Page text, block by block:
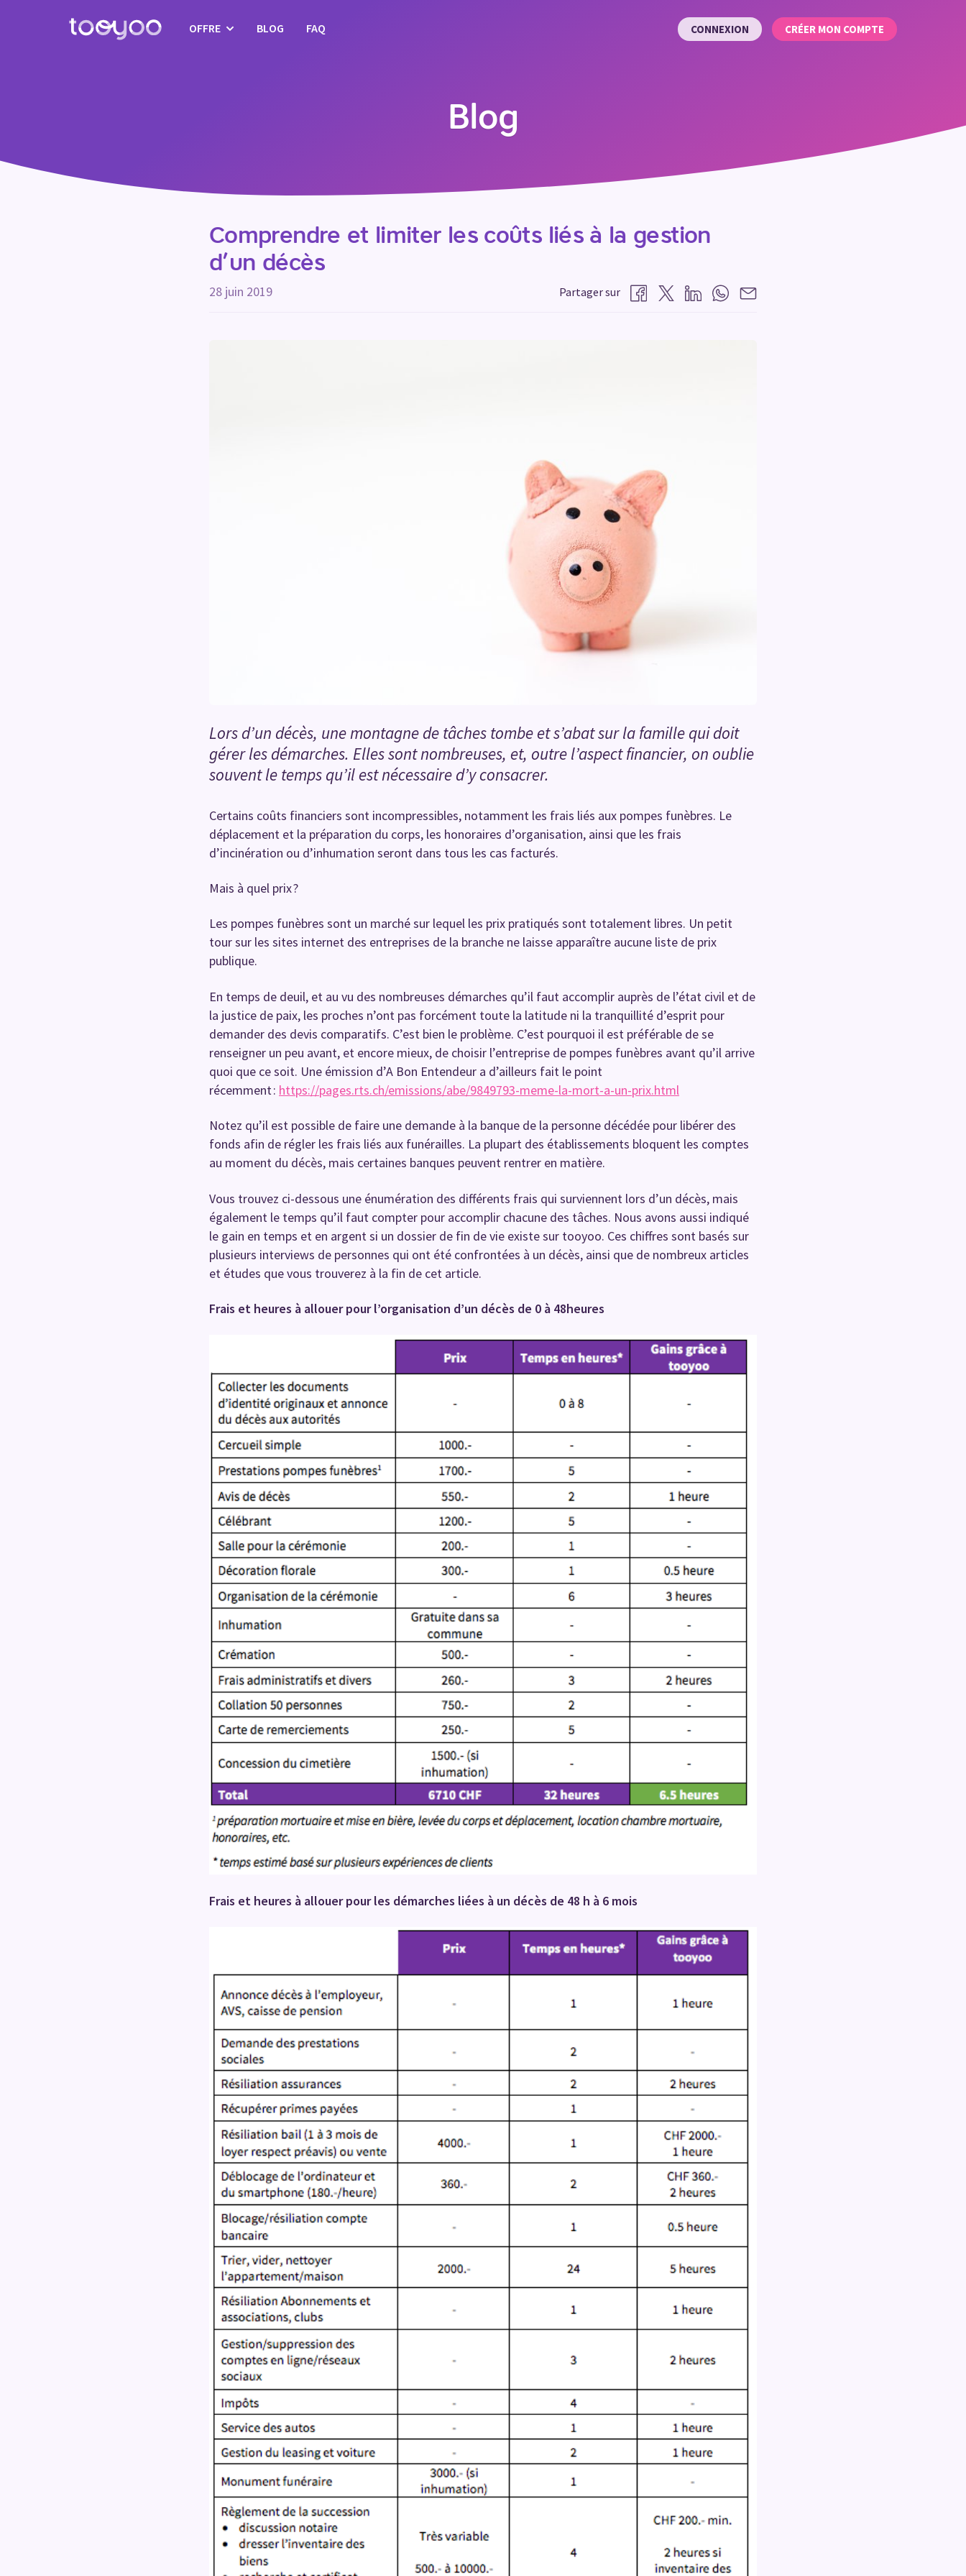
OFFRE
BLOG FAQ CONNEXION CRÉER MON COMPTE
Blog
Comprendre et limiter les coûts liés à la gestion
d’un décès
28 juin 2019 Partager sur
Lors d’un décès, une montagne de tâches tombe et s’abat sur la famille qui doit
gérer les démarches. Elles sont nombreuses, et, outre l’aspect financier, on oublie
souvent le temps qu’il est nécessaire d’y consacrer.
Certains coûts financiers sont incompressibles, notamment les frais liés aux pompes funèbres. Le
déplacement et la préparation du corps, les honoraires d’organisation, ainsi que les frais
d’incinération ou d’inhumation seront dans tous les cas facturés.
Mais à quel prix ?
Les pompes funèbres sont un marché sur lequel les prix pratiqués sont totalement libres. Un petit
tour sur les sites internet des entreprises de la branche ne laisse apparaître aucune liste de prix
publique.
En temps de deuil, et au vu des nombreuses démarches qu’il faut accomplir auprès de l’état civil et de
la justice de paix, les proches n’ont pas forcément toute la latitude ni la tranquillité d’esprit pour
demander des devis comparatifs. C’est bien le problème. C’est pourquoi il est préférable de se
renseigner un peu avant, et encore mieux, de choisir l’entreprise de pompes funèbres avant qu’il arrive
quoi que ce soit. Une émission d’A Bon Entendeur a d’ailleurs fait le point
récemment : https://pages.rts.ch/emissions/abe/9849793-meme-la-mort-a-un-prix.html
Notez qu’il est possible de faire une demande à la banque de la personne décédée pour libérer des
fonds afin de régler les frais liés aux funérailles. La plupart des établissements bloquent les comptes
au moment du décès, mais certaines banques peuvent rentrer en matière.
Vous trouvez ci-dessous une énumération des différents frais qui surviennent lors d’un décès, mais
également le temps qu’il faut compter pour accomplir chacune des tâches. Nous avons aussi indiqué
le gain en temps et en argent si un dossier de fin de vie existe sur tooyoo. Ces chiffres sont basés sur
plusieurs interviews de personnes qui ont été confrontées à un décès, ainsi que de nombreux articles
et études que vous trouverez à la fin de cet article.
Frais et heures à allouer pour l’organisation d’un décès de 0 à 48heures
Frais et heures à allouer pour les démarches liées à un décès de 48 h à 6 mois